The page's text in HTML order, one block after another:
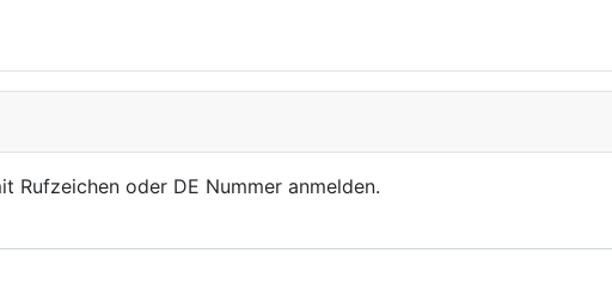
Rufzeichen oder DE Nummer anmelden.